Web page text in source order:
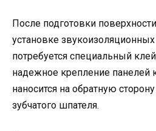
После подготовки
установке
потребуется специальный
надежное крепление панелей
наносится на обратную
зубчатого шпателя.